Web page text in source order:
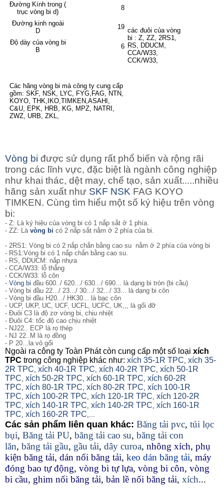
các đuôi của vòng
bi : Z, ZZ, 2RS1,
RS, DDUCM,
CCA/W33,
CCK/W33,
Đường Kính trong (
trục vòng bi d)
8
Đường kinh ngoài
D
19
Độ dày của vòng bi
B
6
Các hãng vòng bi mà công ty cung cấp
gồm: SKF, NSK, LYC, FYG,FAG, NTN,
KOYO, THK,IKO,TIMKEN,ASAHI,
C&U, EPK, HRB, KG, MPZ, NATRI,
ZWZ, URB, ZKL,
Vòng bi được sử dụng rất phổ biến và rộng rãi
trong các lĩnh vực, đặc biệt là ngành công nghiệp
như khai thác, dệt may, chế tạo, sản xuất.....nhiều
hãng sản xuất như SKF NSK FAG KOYO
TIMKEN. Cùng tìm hiểu một số ký hiệu trên vòng
bi:
- Z: Là ký hiệu của vòng bi có 1 nắp sắt ở 1 phía.
- ZZ: Là vòng bi có 2 nắp sắt nằm ở 2 phía của bi.
- 2RS1: Vòng bi có 2 nắp chắn bằng cao su nằm ở 2 phía của vòng bi
- RS1:Vòng bi có 1 nắp chắn bằng cao su.
- RS, DDUCM: nắp nhựa
- CCA/W33: lỗ thẳng
- CCK/W33: lỗ côn
- Vòng bi đầu 600../ 620.../ 630.../ 690... là dạng bi tròn (bi cầu)
- Vòng bi đầu 22.../ 23.../ 30.../ 32.../ 33... là dạng bi côn
- Vòng bi đầu H20.../ HK30... là bạc côn
- UCP, UKP, UC, UCF, UCFL, UCFC, UK,,, là gối đỡ
- Đuôi C3 là độ zơ vòng bi, chịu nhiệt
- Đuôi C4: tốc độ cao chịu nhiệt
- NJ22.. ECP là rọ thép
- NJ 22..M là rọ đồng
- P 20...la vỏ gối
Ngoài ra công ty Toàn Phát còn cung cấp một số loại xích
TPC trong công nghiệp khác như: xích 35-1R TPC, xích 35-
2R TPC, xích 40-1R TPC, xích 40-2R TPC, xích 50-1R
TPC, xích 50-2R TPC, xích 60-1R TPC, xích 60-2R
TPC, xích 80-1R TPC, xích 80-2R TPC, xích 100-1R
TPC, xích 100-2R TPC, xích 120-1R TPC, xích 120-2R
TPC, xích 140-1R TPC, xích 140-2R TPC, xích 160-1R
TPC, xích 160-2R TPC,...
Các sản phẩm liên quan khác: Băng tải pvc, túi lọc
bụi, Băng tải PU, băng tải cao su, băng tải con
lăn, băng tải gầu, gầu tải, dây curoa, nhông xích, phụ
kiện băng tải, dán nối băng tải, keo dán băng tải, máy
đóng bao tự động, vòng bi tự lựa, vòng bi côn, vòng
bi cầu, ghim nối băng tải, bản lề nối băng tải, xích...